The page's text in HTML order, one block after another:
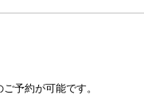
予約が可能です。